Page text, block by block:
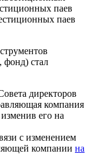
паев
паев
фонд) стал
директоров
компания
его на
с изменением
компании на